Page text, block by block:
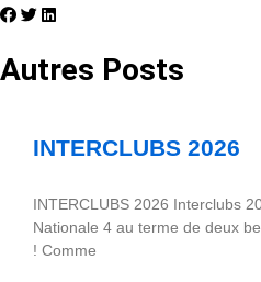
Autres Posts
INTERCLUBS 2026
INTERCLUBS 2026 Interclubs
Nationale 4 au terme de deux
! Comme